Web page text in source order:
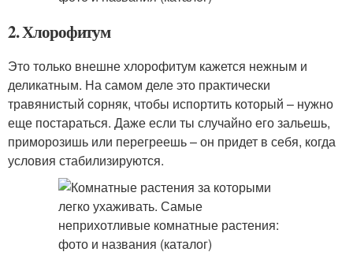
2. Хлорофитум
Это только внешне хлорофитум кажется нежным и
деликатным. На самом деле это практически
травянистый сорняк, чтобы испортить который – нужно
еще постараться. Даже если ты случайно его зальешь,
приморозишь или перегреешь – он придет в себя, когда
условия стабилизируются.